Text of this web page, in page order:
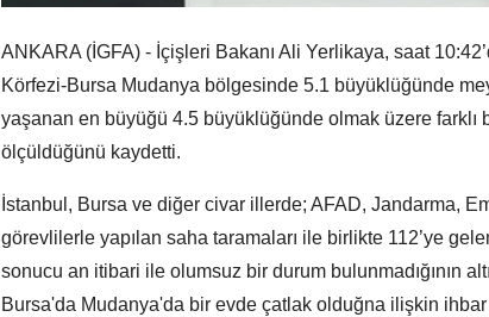
ANKARA (İGFA) - İçişleri Bakanı Ali Yerlikaya, saat
Körfezi-Bursa Mudanya bölgesinde 5.1 büyüklüğünde
yaşanan en büyüğü 4.5 büyüklüğünde olmak üzere farklı
ölçüldüğünü kaydetti.
İstanbul, Bursa ve diğer civar illerde; AFAD, Jandarma,
görevlilerle yapılan saha taramaları ile birlikte 112’ye
sonucu an itibari ile olumsuz bir durum bulunmadığının
Bursa'da Mudanya'da bir evde çatlak olduğna ilişkin